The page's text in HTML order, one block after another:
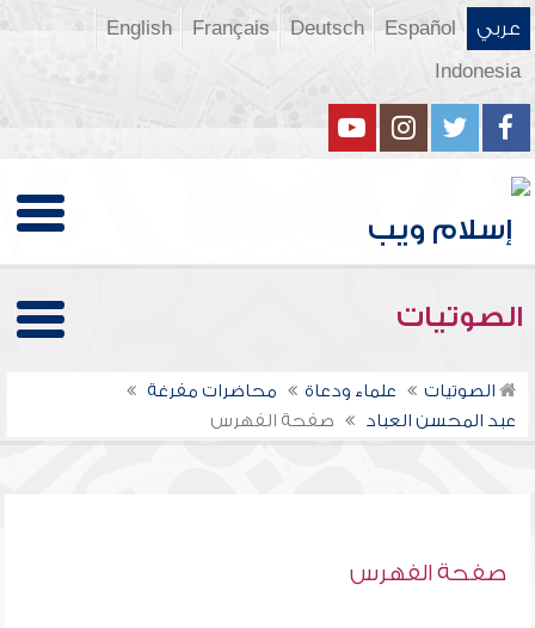
عربي Español
Deutsch
Français
English
Indonesia
الصوتيات
الصوتيات علماء ودعاة
محاضرات مفرغة
عبد المحسن العباد
صفحة الفهرس
صفحة الفهرس